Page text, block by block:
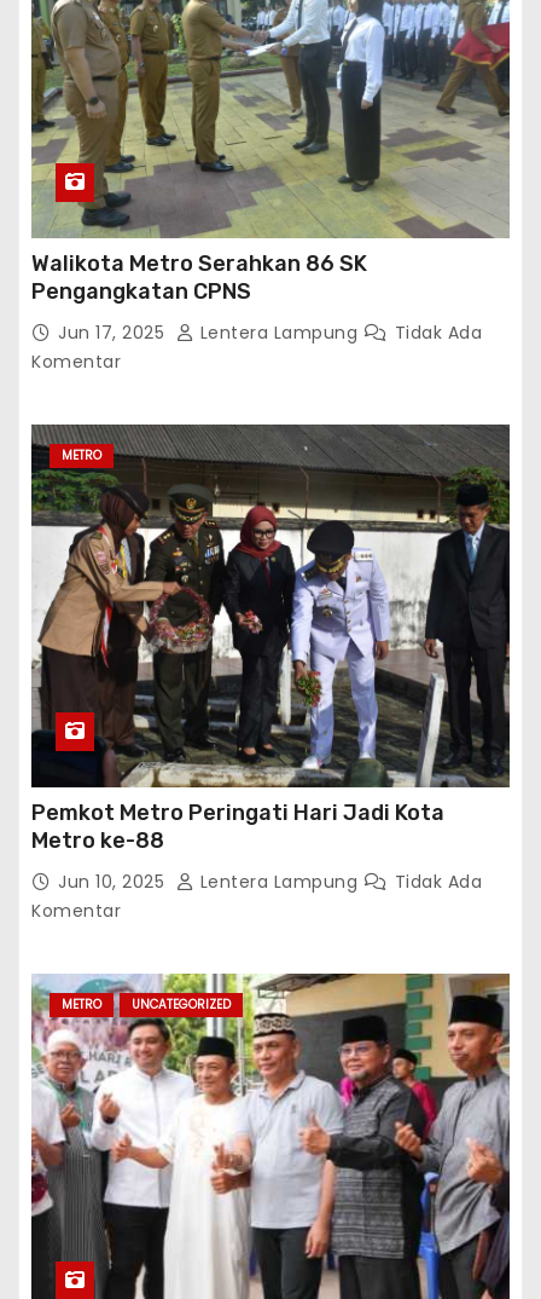
Walikota Metro Serahkan 86 SK
Pengangkatan CPNS
Jun 17, 2025 Lentera Lampung
Tidak Ada
Komentar
METRO
Pemkot Metro Peringati Hari Jadi Kota
Metro ke-88
Jun 10, 2025 Lentera Lampung
Tidak Ada
Komentar
METRO UNCATEGORIZED